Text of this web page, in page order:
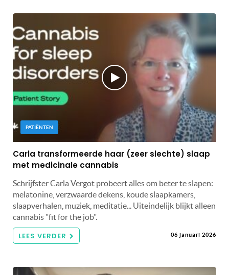
PATIËNTEN
Carla transformeerde haar (zeer slechte) slaap
met medicinale cannabis
Schrijfster Carla Vergot probeert alles om beter te slapen:
melatonine, verzwaarde dekens, koude slaapkamers,
slaapverhalen, muziek, meditatie... Uiteindelijk blijkt alleen
cannabis "fit for the job".
LEES VERDER 06 januari 2026